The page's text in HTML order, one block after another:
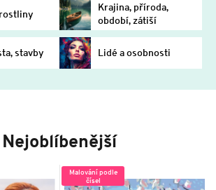
Krajina, příroda,
období, zátiší
stavby Lidé a osobnosti
Nejoblíbenější
Malování podle
čísel